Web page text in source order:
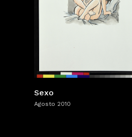
Sexo
Agosto 2010